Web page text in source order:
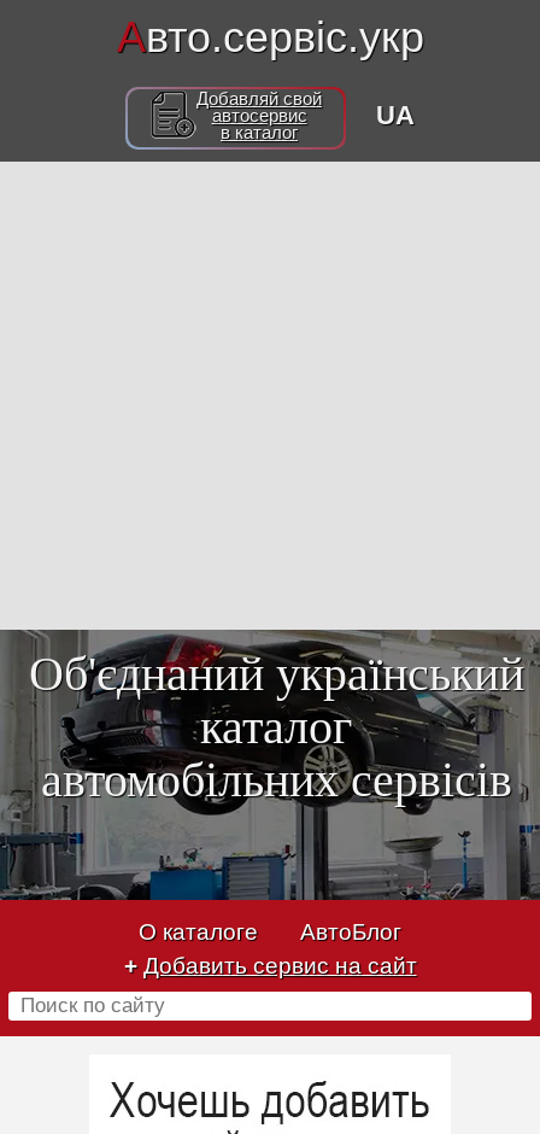
Авто.сервіс.укр
Добавляй свой
автосервис
в каталог
UA
Об'єднаний український
каталог
автомобільних сервісів
О каталоге
АвтоБлог
+ Добавить сервис на сайт